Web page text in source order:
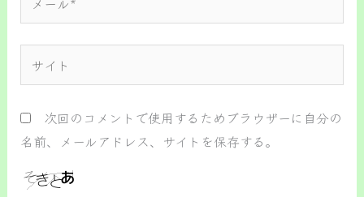
ル
次回のコメントで使用するためブラウザーに自分の
名前、メールアドレス、サイトを保存する。